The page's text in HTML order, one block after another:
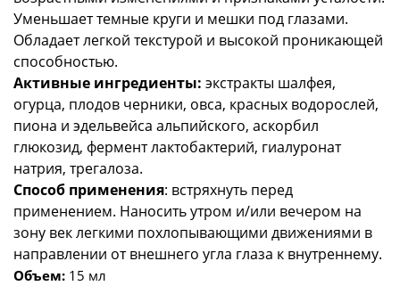
Уменьшает темные круги и мешки под глазами.
Обладает легкой текстурой и высокой проникающей
способностью.
Активные ингредиенты: экстракты шалфея,
огурца, плодов черники, овса, красных водорослей,
пиона и эдельвейса альпийского, аскорбил
глюкозид, фермент лактобактерий, гиалуронат
натрия, трегалоза.
Способ применения: встряхнуть перед
применением. Наносить утром и/или вечером на
зону век легкими похлопывающими движениями в
направлении от внешнего угла глаза к внутреннему.
Объем: 15 мл